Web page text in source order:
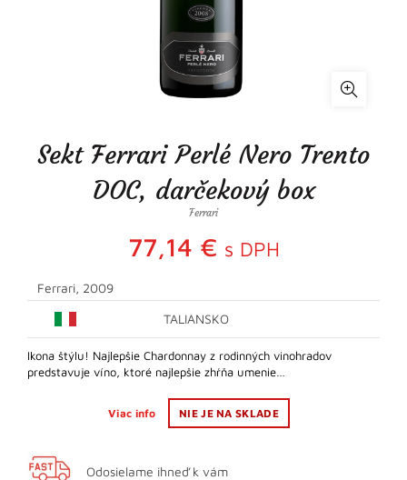
Sekt Ferrari Perlé Nero Trento
DOC, darčekový box
Ferrari
77,14 € s DPH
Ferrari, 2009
TALIANSKO
Ikona štýlu! Najlepšie Chardonnay z rodinných vinohradov
predstavuje víno, ktoré najlepšie zhŕňa umenie…
Viac info NIE JE NA SKLADE
Odosielame ihneď k vám